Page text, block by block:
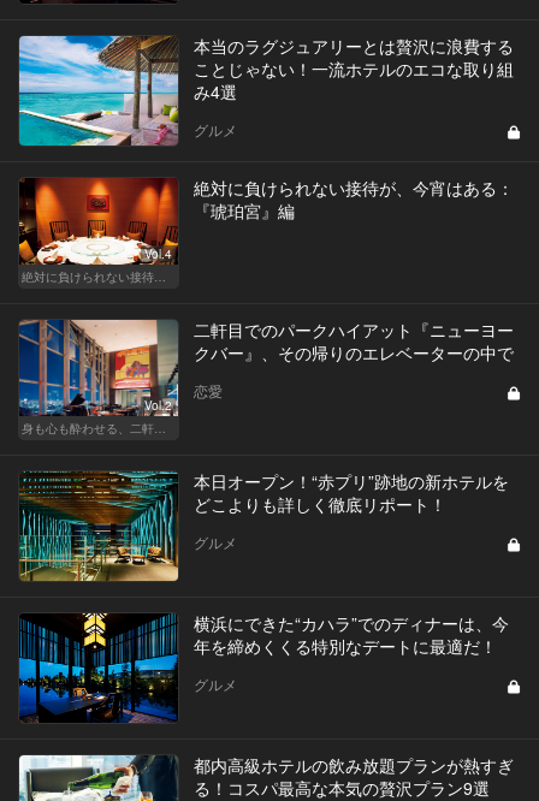
本当のラグジュアリーとは贅沢に浪費する
ことじゃない！一流ホテルのエコな取り組
み4選
グルメ
Vol.4
絶対に負けられない接待が、今宵はある
絶対に負けられない接待が、今宵はある：
『琥珀宮』編
Vol.2
二軒目でのパークハイアット『ニューヨー
クバー』、その帰りのエレベーターの中で
恋愛
本日オープン！“赤プリ”跡地の新ホテルを
どこよりも詳しく徹底リポート！
グルメ
横浜にできた“カハラ”でのディナーは、今
年を締めくくる特別なデートに最適だ！
グルメ
都内高級ホテルの飲み放題プランが熱すぎ
る！コスパ最高な本気の贅沢プラン9選